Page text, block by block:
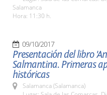
Salamanca
Hora: 11:30 h.
09/10/2017
Presentación del libro
Salmantina. Primeras
históricas
Salamanca (Salamanca)